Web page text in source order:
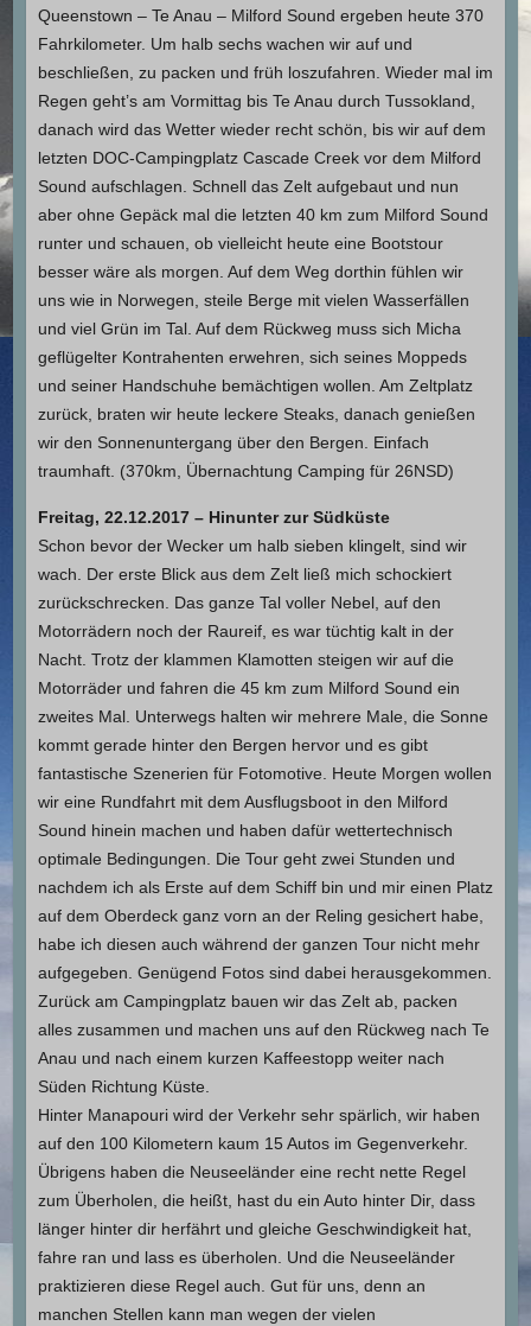
Queenstown – Te Anau – Milford Sound ergeben heute 370
Fahrkilometer. Um halb sechs wachen wir auf und
beschließen, zu packen und früh loszufahren. Wieder mal im
Regen geht’s am Vormittag bis Te Anau durch Tussokland,
danach wird das Wetter wieder recht schön, bis wir auf dem
letzten DOC-Campingplatz Cascade Creek vor dem Milford
Sound aufschlagen. Schnell das Zelt aufgebaut und nun
aber ohne Gepäck mal die letzten 40 km zum Milford Sound
runter und schauen, ob vielleicht heute eine Bootstour
besser wäre als morgen. Auf dem Weg dorthin fühlen wir
uns wie in Norwegen, steile Berge mit vielen Wasserfällen
und viel Grün im Tal. Auf dem Rückweg muss sich Micha
geflügelter Kontrahenten erwehren, sich seines Moppeds
und seiner Handschuhe bemächtigen wollen. Am Zeltplatz
zurück, braten wir heute leckere Steaks, danach genießen
wir den Sonnenuntergang über den Bergen. Einfach
traumhaft. (370km, Übernachtung Camping für 26NSD)
Freitag, 22.12.2017 – Hinunter zur Südküste
Schon bevor der Wecker um halb sieben klingelt, sind wir
wach. Der erste Blick aus dem Zelt ließ mich schockiert
zurückschrecken. Das ganze Tal voller Nebel, auf den
Motorrädern noch der Raureif, es war tüchtig kalt in der
Nacht. Trotz der klammen Klamotten steigen wir auf die
Motorräder und fahren die 45 km zum Milford Sound ein
zweites Mal. Unterwegs halten wir mehrere Male, die Sonne
kommt gerade hinter den Bergen hervor und es gibt
fantastische Szenerien für Fotomotive. Heute Morgen wollen
wir eine Rundfahrt mit dem Ausflugsboot in den Milford
Sound hinein machen und haben dafür wettertechnisch
optimale Bedingungen. Die Tour geht zwei Stunden und
nachdem ich als Erste auf dem Schiff bin und mir einen Platz
auf dem Oberdeck ganz vorn an der Reling gesichert habe,
habe ich diesen auch während der ganzen Tour nicht mehr
aufgegeben. Genügend Fotos sind dabei herausgekommen.
Zurück am Campingplatz bauen wir das Zelt ab, packen
alles zusammen und machen uns auf den Rückweg nach Te
Anau und nach einem kurzen Kaffeestopp weiter nach
Süden Richtung Küste.
Hinter Manapouri wird der Verkehr sehr spärlich, wir haben
auf den 100 Kilometern kaum 15 Autos im Gegenverkehr.
Übrigens haben die Neuseeländer eine recht nette Regel
zum Überholen, die heißt, hast du ein Auto hinter Dir, dass
länger hinter dir herfährt und gleiche Geschwindigkeit hat,
fahre ran und lass es überholen. Und die Neuseeländer
praktizieren diese Regel auch. Gut für uns, denn an
manchen Stellen kann man wegen der vielen